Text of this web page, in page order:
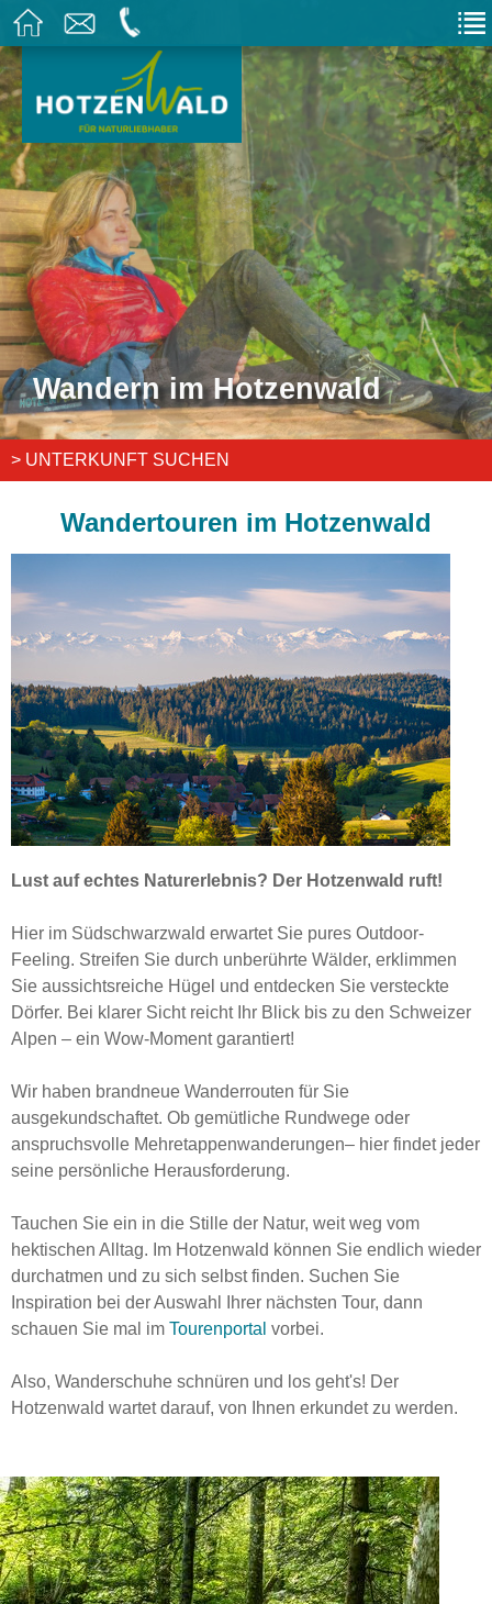
Wandern im Hotzenwald
> UNTERKUNFT SUCHEN
Wandertouren im Hotzenwald
Lust auf echtes Naturerlebnis? Der Hotzenwald ruft!
Hier im Südschwarzwald erwartet Sie pures Outdoor-
Feeling. Streifen Sie durch unberührte Wälder, erklimmen
Sie aussichtsreiche Hügel und entdecken Sie versteckte
Dörfer. Bei klarer Sicht reicht Ihr Blick bis zu den Schweizer
Alpen – ein Wow-Moment garantiert!
Wir haben brandneue Wanderrouten für Sie
ausgekundschaftet. Ob gemütliche Rundwege oder
anspruchsvolle Mehretappenwanderungen– hier findet jeder
seine persönliche Herausforderung.
Tauchen Sie ein in die Stille der Natur, weit weg vom
hektischen Alltag. Im Hotzenwald können Sie endlich wieder
durchatmen und zu sich selbst finden. Suchen Sie
Inspiration bei der Auswahl Ihrer nächsten Tour, dann
schauen Sie mal im Tourenportal vorbei.
Also, Wanderschuhe schnüren und los geht's! Der
Hotzenwald wartet darauf, von Ihnen erkundet zu werden.